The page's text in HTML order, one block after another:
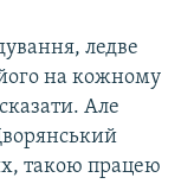
ледве
на кожному
Але
такою працею